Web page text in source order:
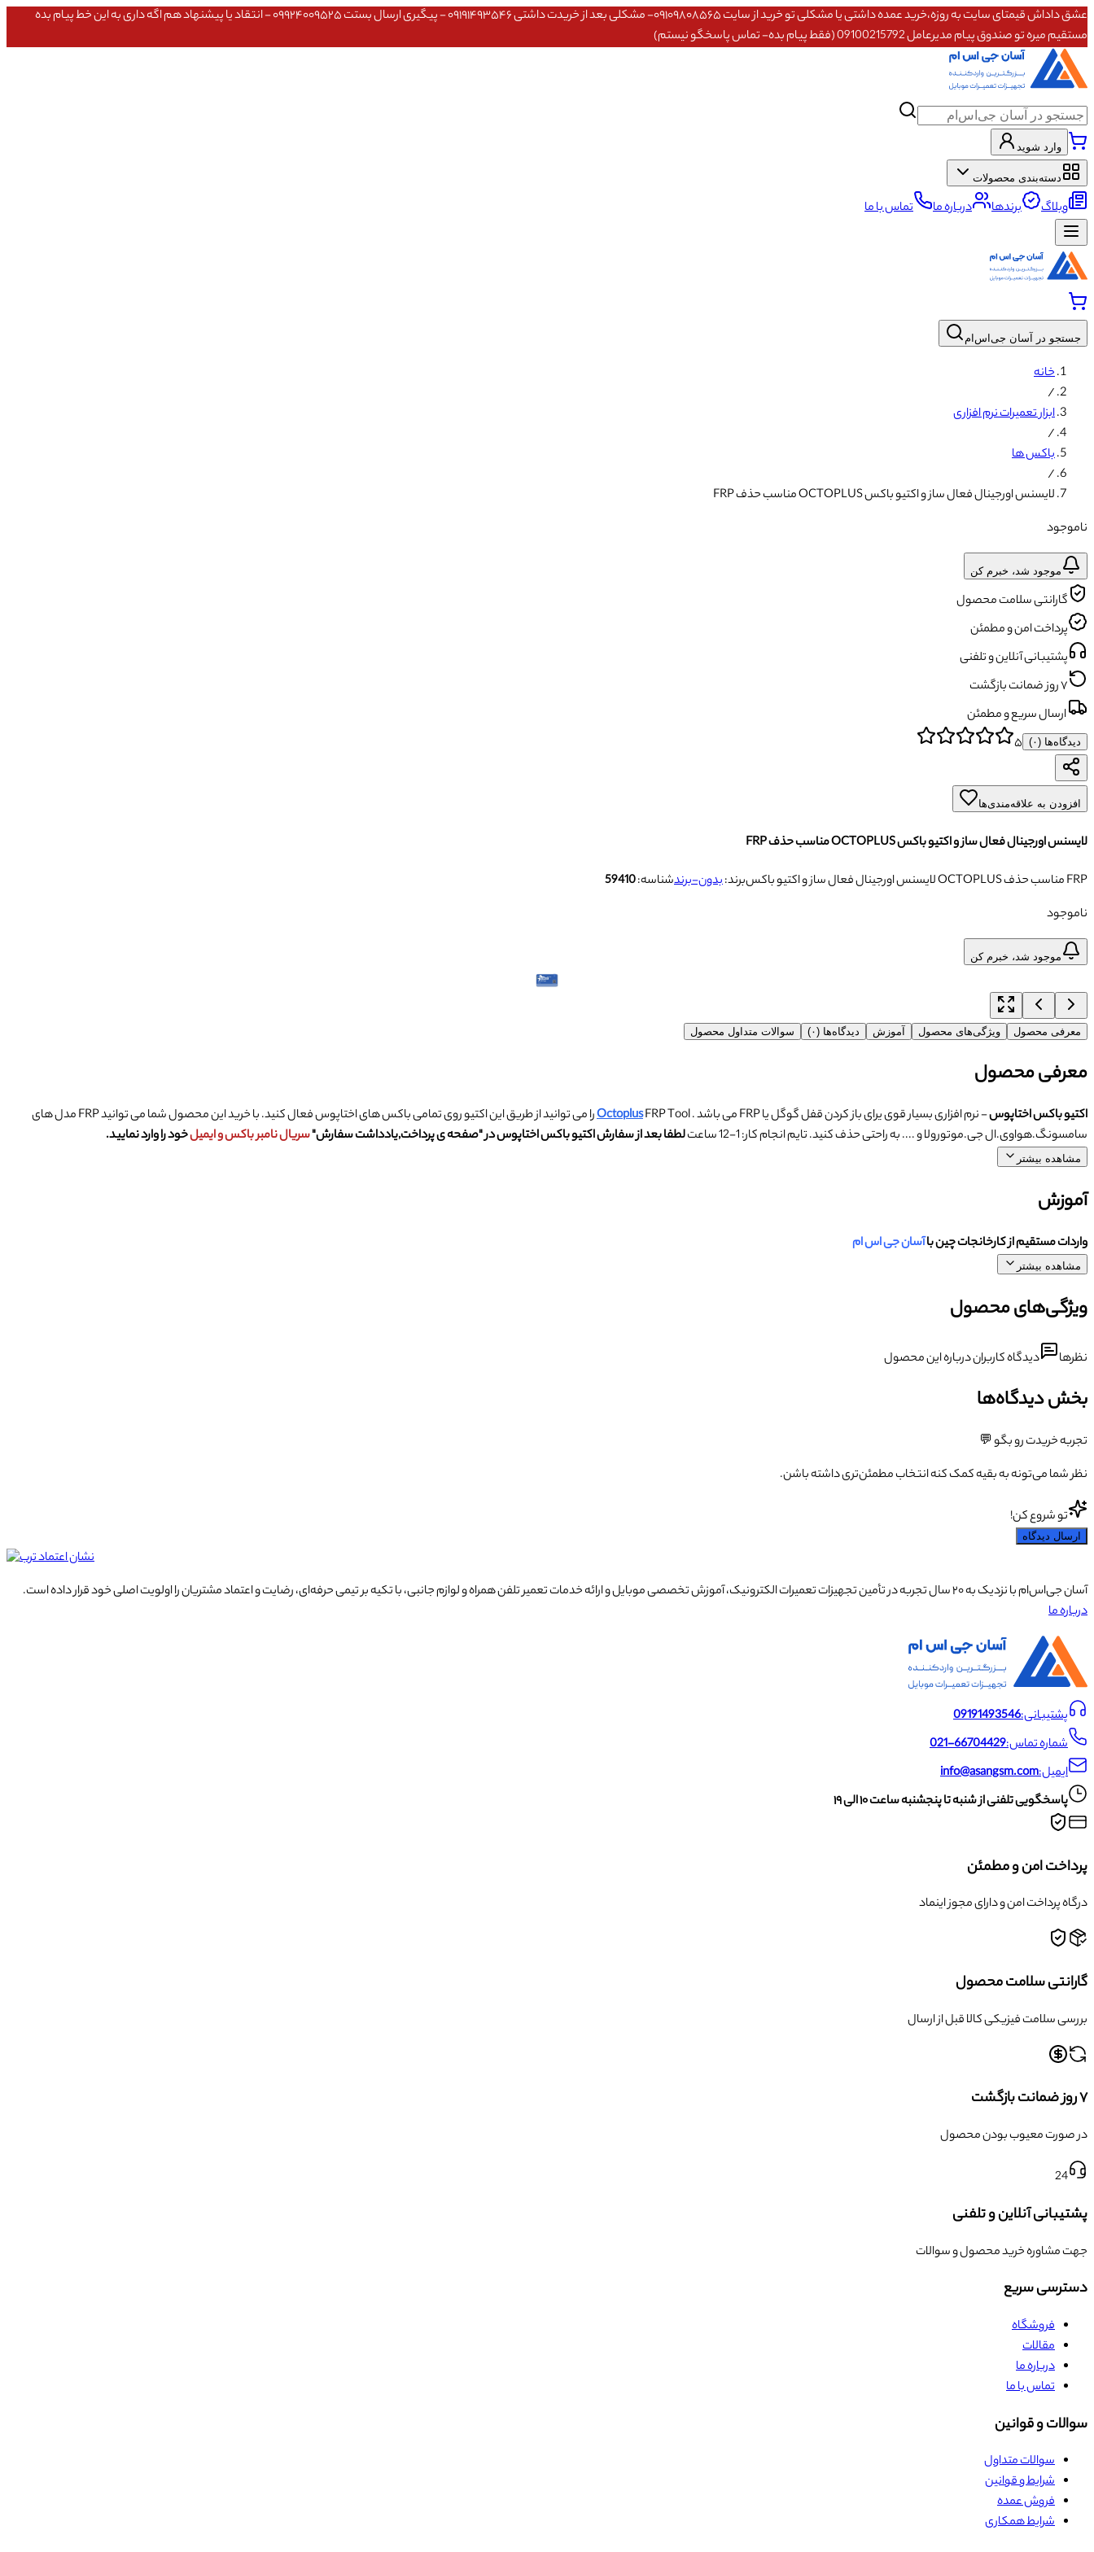
عشق داداش قیمتای سایت به روزه،خرید عمده داشتی یا مشکلی تو خرید از سایت ۰۹۱۰۹۸۰۸۵۶۵- مشکلی بعد از خریدت داشتی ۰۹۱۹۱۴۹۳۵۴۶ - پیگیری ارسال بستت ۰۹۹۲۴۰۰۹۵۲۵ - انتقاد یا پیشنهاد هم اگه داری به این خط پیام بده
مستقیم میره تو صندوق پیام مدیرعامل 09100215792 (فقط پیام بده- تماس پاسخگو نیستم)
وارد شوید
دسته‌بندی محصولات
وبلاگ برندها درباره ما تماس با ما
جستجو در آسان جی‌اس‌ام
خانه
/
ابزار تعمیرات نرم افزاری
/
باکس ها
/
لایسنس اورجینال فعال ساز و اکتیو باکس OCTOPLUS مناسب حذف FRP
ناموجود
موجود شد، خبرم کن
گارانتی سلامت محصول
پرداخت امن و مطمئن
پشتیبانی آنلاین و تلفنی
۷ روز ضمانت بازگشت
ارسال سریع و مطمئن
دیدگاه‌ها (۰) ۵
افزودن به علاقه‌مندی‌ها
لایسنس اورجینال فعال ساز و اکتیو باکس OCTOPLUS مناسب حذف FRP
لایسنس اورجینال فعال ساز و اکتیو باکس OCTOPLUS مناسب حذف FRP
برند:بدون-برندشناسه:59410
ناموجود
موجود شد، خبرم کن
معرفی محصول ویژگی‌های محصول آموزش دیدگاه‌ها (۰) سوالات متداول محصول
معرفی محصول
اکتیو باکس اختاپوس- نرم افزاری بسیار قوی یرای باز کردن قفل گوگل یا FRP می باشد . Octoplus
FRP Tool را می توانید از طریق این اکتیو روی تمامی باکس های اختاپوس فعال کنید. با خرید این محصول شما می توانید FRP مدل های
سامسونگ.هواوی.ال جی.موتورولا و .... به راحتی حذف کنید. تایم انجام کار: 1-12 ساعت
لطفا بعد از سفارش اکتیو باکس اختاپوس در "صفحه ی پرداخت,یادداشت سفارش"سریال نامبر باکس و ایمیلخود را وارد نمایید.
مشاهده بیشتر
آموزش
واردات مستقیم از کارخانجات چین باآسان جی اس ام
مشاهده بیشتر
ویژگی‌های محصول
نظرها دیدگاه کاربران درباره این محصول
بخش دیدگاه‌ها
تجربه خریدت رو بگو 💬
نظر شما می‌تونه به بقیه کمک کنه انتخاب مطمئن‌تری داشته باشن.
تو شروع کن!
ارسال دیدگاه
آسان جی‌اس‌ام با نزدیک به ۲۰ سال تجربه در تأمین تجهیزات تعمیرات الکترونیک، آموزش تخصصی موبایل و ارائه خدمات تعمیر تلفن همراه و لوازم جانبی، با تکیه بر تیمی حرفه‌ای، رضایت و اعتماد مشتریان را اولویت اصلی خود قرار داده است.
درباره ما
پشتیبانی:09191493546
شماره تماس:021-66704429
ایمیل:info@asangsm.com
پاسخگویی تلفنی از شنبه تا پنجشنبه ساعت ۱۰ الی ۱۹
پرداخت امن و مطمئن
درگاه پرداخت امن و دارای مجوز اینماد
گارانتی سلامت محصول
بررسی سلامت فیزیکی کالا قبل از ارسال
۷ روز ضمانت بازگشت
در صورت معیوب بودن محصول
24
پشتیبانی آنلاین و تلفنی
جهت مشاوره خرید محصول و سوالات
دسترسی سریع
فروشگاه
مقالات
درباره ما
تماس با ما
سوالات و قوانین
سوالات متداول
شرایط و قوانین
فروش عمده
شرایط همکاری